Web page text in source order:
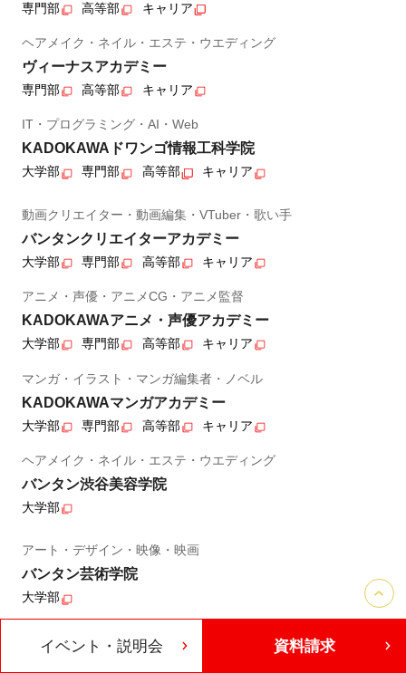
専門部 高等部 キャリア
ヘアメイク・ネイル・エステ・ウエディング
ヴィーナスアカデミー
専門部 高等部 キャリア
IT・プログラミング・AI・Web
KADOKAWAドワンゴ情報工科学院
大学部 専門部 高等部 キャリア
動画クリエイター・動画編集・VTuber・歌い手
バンタンクリエイターアカデミー
大学部 専門部 高等部 キャリア
アニメ・声優・アニメCG・アニメ監督
KADOKAWAアニメ・声優アカデミー
大学部 専門部 高等部 キャリア
マンガ・イラスト・マンガ編集者・ノベル
KADOKAWAマンガアカデミー
大学部 専門部 高等部 キャリア
ヘアメイク・ネイル・エステ・ウエディング
バンタン渋谷美容学院
大学部
アート・デザイン・映像・映画
バンタン芸術学院
大学部
バンタン国際製菓カフェ和洋調理学院
イベント・説明会 資料請求